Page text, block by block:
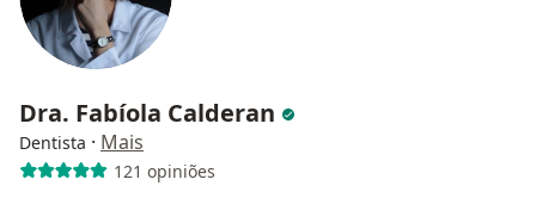
Dra. Fabíola Calderan
Dentista · Mais
121 opiniões